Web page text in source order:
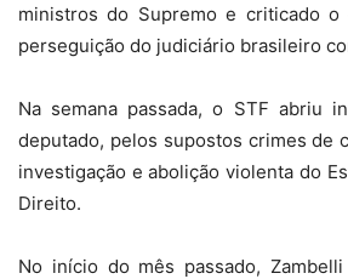
ministros do Supremo e criticado o
perseguição do judiciário brasileiro
Na semana passada, o STF abriu
deputado, pelos supostos crimes de
investigação e abolição violenta do
Direito.
No início do mês passado,